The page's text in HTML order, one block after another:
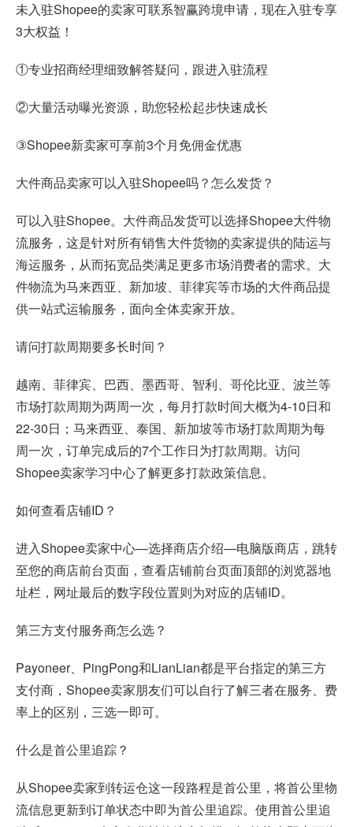
未入驻Shopee的卖家可联系智赢跨境申请，现在入驻专享
3大权益！
①专业招商经理细致解答疑问，跟进入驻流程
②大量活动曝光资源，助您轻松起步快速成长
③Shopee新卖家可享前3个月免佣金优惠
大件商品卖家可以入驻Shopee吗？怎么发货？
可以入驻Shopee。大件商品发货可以选择Shopee大件物
流服务，这是针对所有销售大件货物的卖家提供的陆运与
海运服务，从而拓宽品类满足更多市场消费者的需求。大
件物流为马来西亚、新加坡、菲律宾等市场的大件商品提
供一站式运输服务，面向全体卖家开放。
请问打款周期要多长时间？
越南、菲律宾、巴西、墨西哥、智利、哥伦比亚、波兰等
市场打款周期为两周一次，每月打款时间大概为4-10日和
22-30日；马来西亚、泰国、新加坡等市场打款周期为每
周一次，订单完成后的7个工作日为打款周期。访问
Shopee卖家学习中心了解更多打款政策信息。
如何查看店铺ID？
进入Shopee卖家中心—选择商店介绍—电脑版商店，跳转
至您的商店前台页面，查看店铺前台页面顶部的浏览器地
址栏，网址最后的数字段位置则为对应的店铺ID。
第三方支付服务商怎么选？
Payoneer、PingPong和LianLian都是平台指定的第三方
支付商，Shopee卖家朋友们可以自行了解三者在服务、费
率上的区别，三选一即可。
什么是首公里追踪？
从Shopee卖家到转运仓这一段路程是首公里，将首公里物
流信息更新到订单状态中即为首公里追踪。使用首公里追